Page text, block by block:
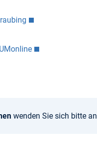
wenden Sie sich bitte an